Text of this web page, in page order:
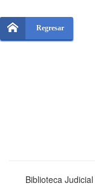
Regresar
Biblioteca Judicial